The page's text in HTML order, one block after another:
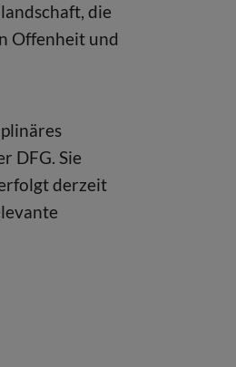
die
Offenheit und
DFG. Sie
derzeit